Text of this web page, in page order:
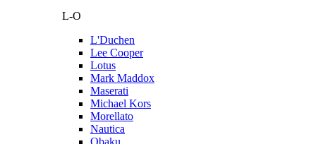
L-O
L'Duchen
Lee Cooper
Lotus
Mark Maddox
Maserati
Michael Kors
Morellato
Nautica
Obaku